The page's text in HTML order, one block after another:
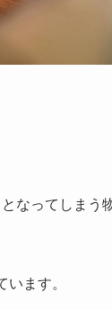
なってしまう
ます。